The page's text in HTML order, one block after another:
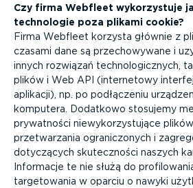
Czy firma Webfleet wykorzy­stuje
technologie poza plikami cookie?
Firma Webfleet korzysta głównie z
czasami dane są przecho­wywane i
innych rozwiązań techno­lo­gicznych,
plików i Web API (internetowy
aplikacji), np. po podłączeniu
komputera. Dodatkowo stosujemy
prywatności niewy­ko­rzy­stujące
przetwa­rzania ograni­czonych i
dotyczących skutecz­ności naszych
Informacje te nie służą do
targe­to­wania w oparciu o nawyki